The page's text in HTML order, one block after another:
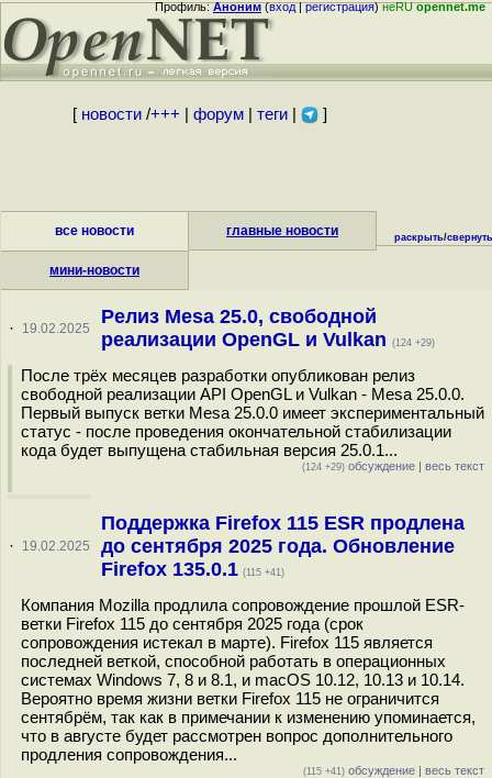
Профиль:Аноним(вход|регистрация)неRUopennet.me
[ новости/+++ форум| теги| ]
все новости главные новости
мини-новости
раскрыть/свернуть
· 19.02.2025
Релиз Mesa 25.0, свободной
реализации OpenGL и Vulkan (124 +29)
После трёх месяцев разработки опубликован релиз
свободной реализации API OpenGL и Vulkan - Mesa 25.0.0.
Первый выпуск ветки Mesa 25.0.0 имеет экспериментальный
статус - после проведения окончательной стабилизации
кода будет выпущена стабильная версия 25.0.1...
(124 +29) обсуждение | весь текст
· 19.02.2025
Поддержка Firefox 115 ESR продлена
до сентября 2025 года. Обновление
Firefox 135.0.1 (115 +41)
Компания Mozilla продлила сопровождение прошлой ESR-
ветки Firefox 115 до сентября 2025 года (срок
сопровождения истекал в марте). Firefox 115 является
последней веткой, способной работать в операционных
системах Windows 7, 8 и 8.1, и macOS 10.12, 10.13 и 10.14.
Вероятно время жизни ветки Firefox 115 не ограничится
сентябрём, так как в примечании к изменению упоминается,
что в августе будет рассмотрен вопрос дополнительного
продления сопровождения...
(115 +41) обсуждение | весь текст